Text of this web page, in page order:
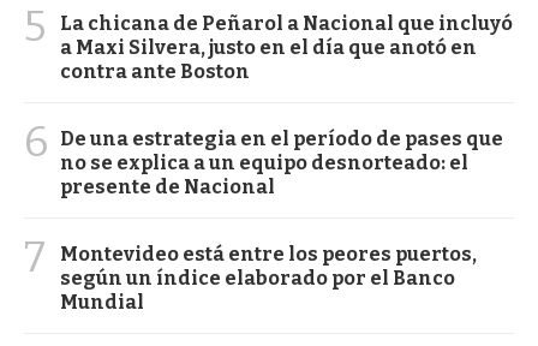
5
La chicana de Peñarol a Nacional que incluyó
a Maxi Silvera, justo en el día que anotó en
contra ante Boston
6
De una estrategia en el período de pases que
no se explica a un equipo desnorteado: el
presente de Nacional
7
Montevideo está entre los peores puertos,
según un índice elaborado por el Banco
Mundial